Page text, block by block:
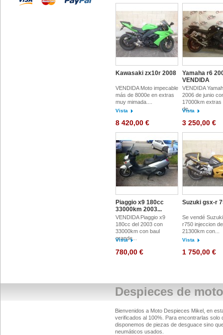
Kawasaki zx10r 2008
VENDIDA Moto impecable
más de 8000e en extras
muy mimada....
Vista
8 420,00 €
Yamaha r6
VENDIDA
VENDIDA
2006 de junio
17000km extras
de...
Vista
3 250,00 €
Piaggio x9 180cc
33000km 2003...
VENDIDA Piaggio x9
180cc del 2003 con
33000km con baul
grande...
Vista
780,00 €
Suzuki gsx-r
Se vendé
r750 injeccion
21300km con...
Vista
1 750,00 €
Despieces de
Bienvenidos a Moto Despieces Mikel, en
verificados al 100%. Para encontrarlas
disponemos de piezas de desguace sino
neumáticos usados.